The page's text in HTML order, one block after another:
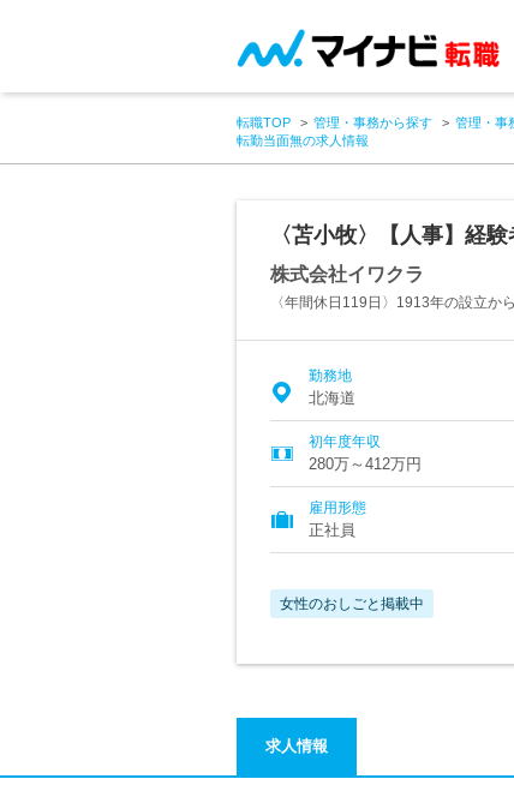
転職TOP 管理・事務から探す 管理・事
転勤当面無の求人情報
〈苫小牧〉【人事】経
株式会社イワクラ
〈年間休日119日〉1913年の設立か
勤務地
北海道
初年度年収
280万～412万円
雇用形態
正社員
女性のおしごと掲載中
求人情報